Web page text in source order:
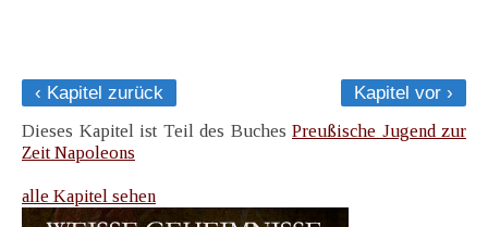
‹ Kapitel zurück
Kapitel vor ›
Dieses Kapitel ist Teil des Buches Preußische Jugend zur
Zeit Napoleons
alle Kapitel sehen